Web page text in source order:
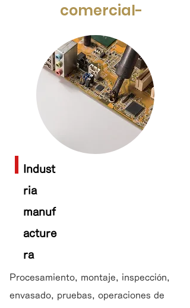
comercial-
Indust
ria
manuf
acture
ra
Procesamiento, montaje, inspección,
envasado, pruebas, operaciones de